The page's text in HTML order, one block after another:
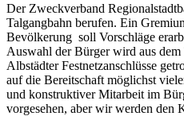
Der Zweckverband
Talgangbahn berufen. Ein
Bevölkerung soll Vorschläge
Auswahl der Bürger wird aus
Albstädter Festnetzanschlüsse
auf die Bereitschaft möglichst
und konstruktiver Mitarbeit im
vorgesehen, aber wir werden den